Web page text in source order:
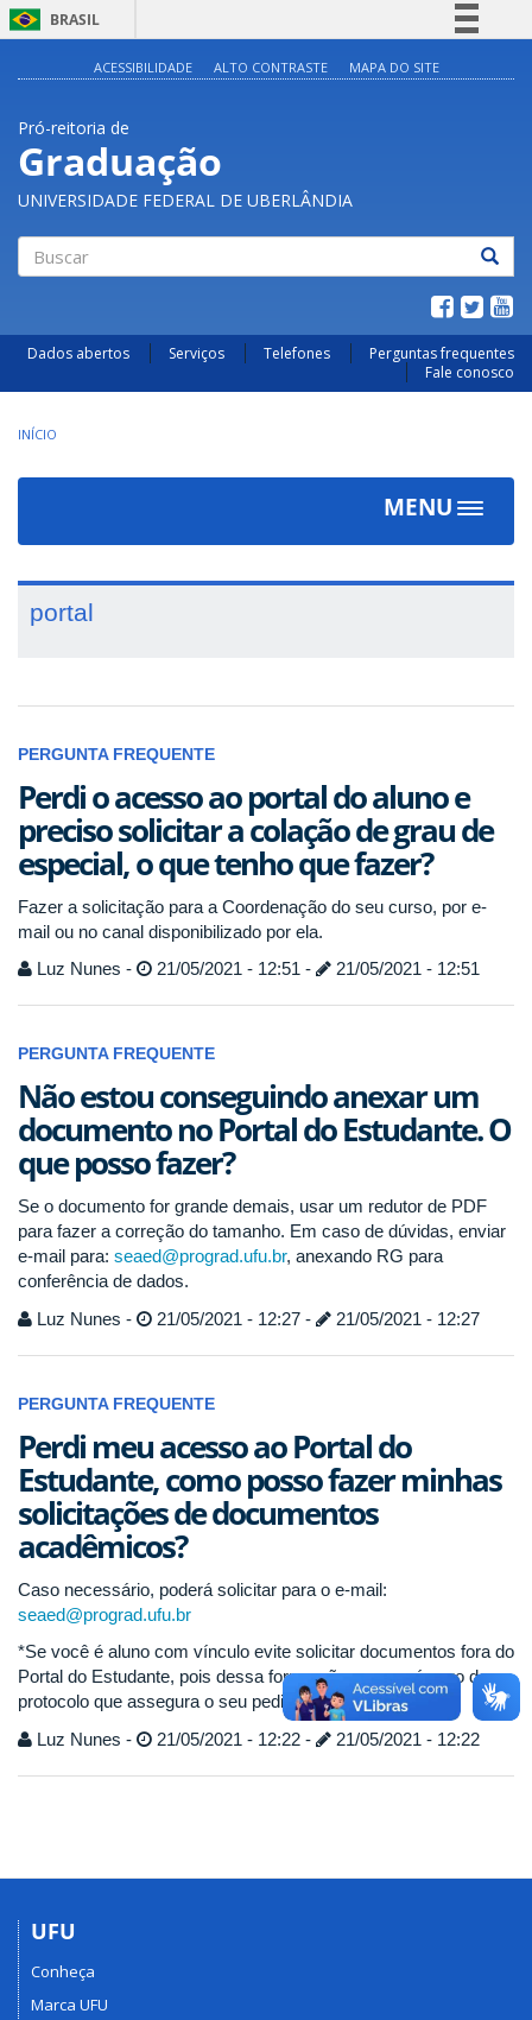
BRASIL
Legislação
Canais
ACESSIBILIDADE ALTO CONTRASTE MAPA DO SITE
Pró-reitoria de
Graduação
UNIVERSIDADE FEDERAL DE UBERLÂNDIA
Dados abertos Serviços Telefones
Perguntas frequentes
Fale conosco
INÍCIO
MENU
Toggle
portal
PERGUNTA FREQUENTE
Perdi o acesso ao portal do aluno e
preciso solicitar a colação de grau de
especial, o que tenho que fazer?
Fazer a solicitação para a Coordenação do seu curso, por e-
mail ou no canal disponibilizado por ela.
Luz Nunes -
21/05/2021 - 12:51 - 21/05/2021 - 12:51
PERGUNTA FREQUENTE
Não estou conseguindo anexar um
documento no Portal do Estudante. O
que posso fazer?
Se o documento for grande demais, usar um redutor de PDF
para fazer a correção do tamanho. Em caso de dúvidas, enviar
e-mail para: seaed@prograd.ufu.br, anexando RG para
conferência de dados.
Luz Nunes -
21/05/2021 - 12:27 - 21/05/2021 - 12:27
PERGUNTA FREQUENTE
Perdi meu acesso ao Portal do
Estudante, como posso fazer minhas
solicitações de documentos
acadêmicos?
Caso necessário, poderá solicitar para o e-mail:
seaed@prograd.ufu.br
*Se você é aluno com vínculo evite solicitar documentos fora do
Portal do Estudante, pois dessa forma não gera o número de
protocolo que assegura o seu pedido.
Luz Nunes -
21/05/2021 - 12:22 - 21/05/2021 - 12:22
UFU
Conheça
Marca UFU